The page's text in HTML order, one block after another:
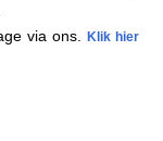
via ons. Klik hier